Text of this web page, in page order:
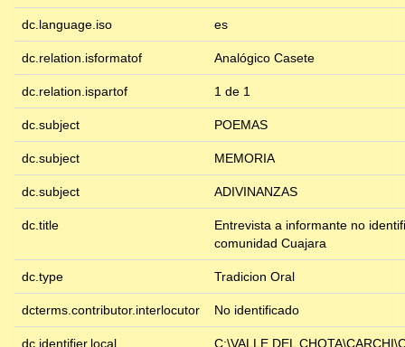
dc.language.iso es
dc.relation.isformatof Analógico Casete
dc.relation.ispartof 1 de 1
dc.subject POEMAS
dc.subject MEMORIA
dc.subject ADIVINANZAS
dc.title
Entrevista a informante no
comunidad Cuajara
dc.type Tradicion Oral
dcterms.contributor.interlocutor No identificado
dc.identifier.local C:\VALLE DEL